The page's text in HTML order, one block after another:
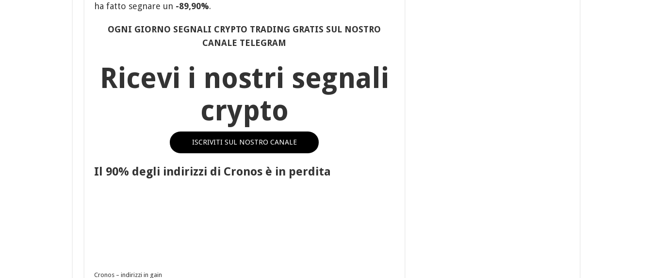
ha fatto segnare un -89,90%.
OGNI GIORNO SEGNALI CRYPTO TRADING GRATIS SUL NOSTRO
CANALE TELEGRAM
Ricevi i nostri segnali
crypto
ISCRIVITI SUL NOSTRO CANALE
Il 90% degli indirizzi di Cronos è in perdita
Cronos – indirizzi in gain